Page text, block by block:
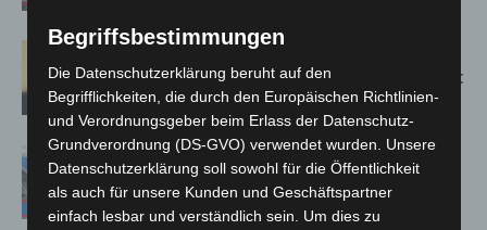
Hannover: Erste Tigermücken-
Population in Niedersachsen entdeckt
Mann läuft mit Hockeyschläger über
A7 – Polizei sucht Zeugen
Begriffsbestimmungen
Die Datenschutzerklärung beruht auf den
Begrifflichkeiten, die durch den Europäischen Richtlinien-
und Verordnungsgeber beim Erlass der Datenschutz-
Grundverordnung (DS-GVO) verwendet wurden. Unsere
Datenschutzerklärung soll sowohl für die Öffentlichkeit
als auch für unsere Kunden und Geschäftspartner
einfach lesbar und verständlich sein. Um dies zu